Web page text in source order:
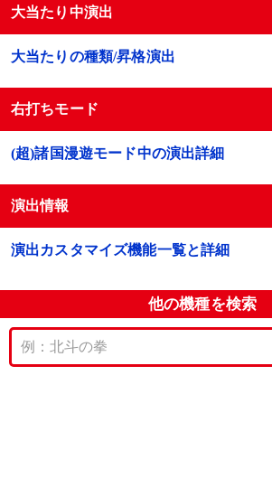
大当たり中演出
大当たりの種類/昇格演出
右打ちモード
(超)諸国漫遊モード中の演出詳細
演出情報
演出カスタマイズ機能一覧と詳細
他の機種を検索